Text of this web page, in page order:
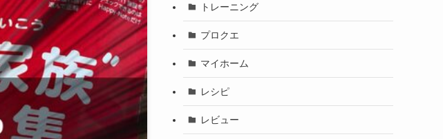
トレーニング
プロクエ
マイホーム
レシピ
レビュー